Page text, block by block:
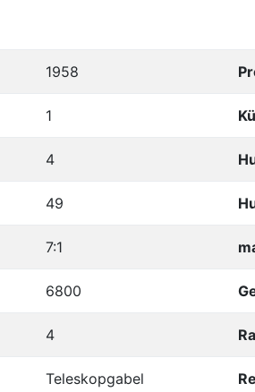
1958
1
4
49
7:1
6800
4
Teleskopgabel